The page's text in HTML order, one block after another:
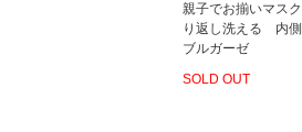
親子でお揃いマス
り返し洗える 内
ブルガーゼ
SOLD OUT